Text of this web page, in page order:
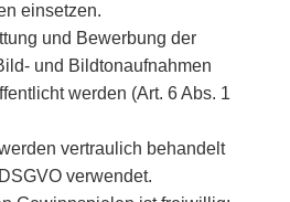
einsetzen.
und Bewerbung der
und Bildtonaufnahmen
werden (Art. 6 Abs. 1
vertraulich behandelt
verwendet.